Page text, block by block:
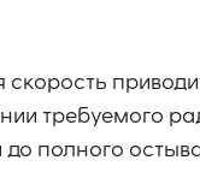
требуемого
полного